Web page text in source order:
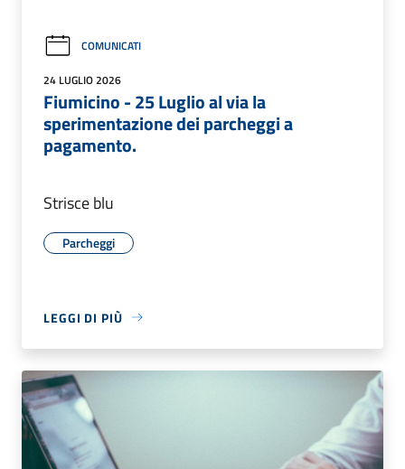
COMUNICATI
24 LUGLIO 2026
Fiumicino - 25 Luglio al via la
sperimentazione dei parcheggi a
pagamento.
Strisce blu
Parcheggi
LEGGI DI PIÙ